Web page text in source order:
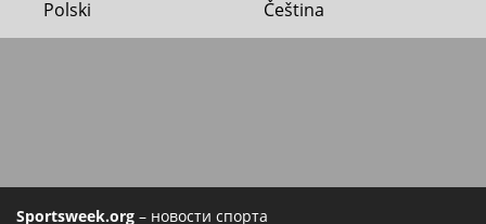
Polski
Čeština
Sportsweek.org – новости спорта